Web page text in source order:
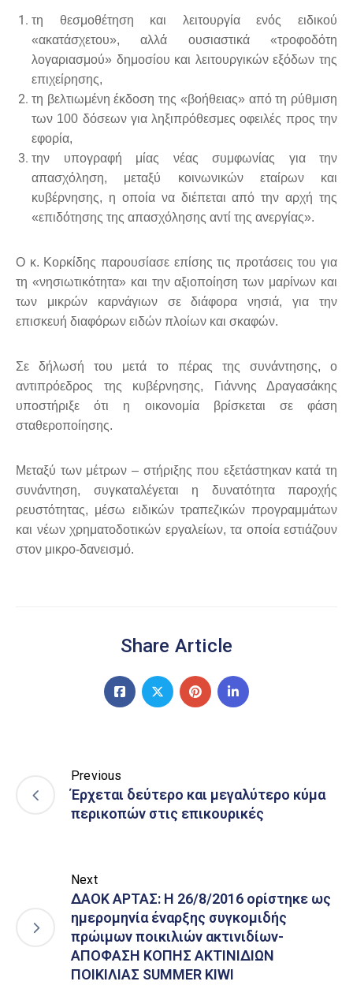
τη θεσμοθέτηση και λειτουργία ενός ειδικού
«ακατάσχετου», αλλά ουσιαστικά «τροφοδότη
λογαριασμού» δημοσίου και λειτουργικών εξόδων της
επιχείρησης,
τη βελτιωμένη έκδοση της «βοήθειας» από τη ρύθμιση
των 100 δόσεων για ληξιπρόθεσμες οφειλές προς την
εφορία,
την υπογραφή μίας νέας συμφωνίας για την
απασχόληση, μεταξύ κοινωνικών εταίρων και
κυβέρνησης, η οποία να διέπεται από την αρχή της
«επιδότησης της απασχόλησης αντί της ανεργίας».
Ο κ. Κορκίδης παρουσίασε επίσης τις προτάσεις του για
τη «νησιωτικότητα» και την αξιοποίηση των μαρίνων και
των μικρών καρνάγιων σε διάφορα νησιά, για την
επισκευή διαφόρων ειδών πλοίων και σκαφών.
Σε δήλωσή του μετά το πέρας της συνάντησης, ο
αντιπρόεδρος της κυβέρνησης, Γιάννης Δραγασάκης
υποστήριξε ότι η οικονομία βρίσκεται σε φάση
σταθεροποίησης.
Μεταξύ των μέτρων – στήριξης που εξετάστηκαν κατά τη
συνάντηση, συγκαταλέγεται η δυνατότητα παροχής
ρευστότητας, μέσω ειδικών τραπεζικών προγραμμάτων
και νέων χρηματοδοτικών εργαλείων, τα οποία εστιάζουν
στον μικρο-δανεισμό.
Share Article
Previous
Έρχεται δεύτερο και μεγαλύτερο κύμα
περικοπών στις επικουρικές
Next
ΔΑΟΚ ΑΡΤΑΣ: Η 26/8/2016 ορίστηκε ως
ημερομηνία έναρξης συγκομιδής
πρώιμων ποικιλιών ακτινιδίων-
ΑΠΟΦΑΣΗ ΚΟΠΗΣ ΑΚΤΙΝΙΔΙΩΝ
ΠΟΙΚΙΛΙΑΣ SUMMER KIWI